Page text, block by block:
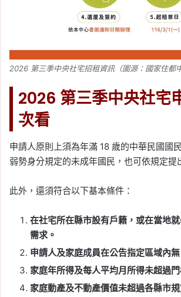
Tag: 樂屋網, 社會
社會住宅申請資格
2026 中央
六都！苗栗
392 戶招
格與文件
申請, 社會住宅申
2026 第三季中央社宅招租資訊（圖源：國家住都
2026 第三季中央社宅
次看
申請人原則上須為年滿 18 歲的中華民國國
弱勢身分規定的未成年國民，也可依規定提
此外，還須符合以下基本條件：
在社宅所在縣市設有戶籍，或在當地
需求。
申請人及家庭成員在公告指定區域內無
家庭年所得及每人平均月所得未超過門
家庭動產及不動產價值未超過各縣市規